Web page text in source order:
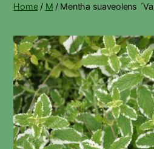
Home/ M / Mentha suaveolens